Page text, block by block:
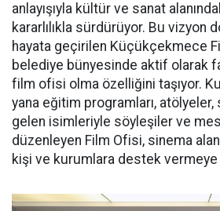
anlayışıyla kültür ve sanat
kararlılıkla sürdürüyor. Bu vizyon
hayata geçirilen Küçükçekmece
belediye bünyesinde aktif olarak
film ofisi olma özelliğini taşıyor.
yana eğitim programları,
gelen isimleriyle söyleşiler ve
düzenleyen Film Ofisi, sinema
kişi ve kurumlara destek